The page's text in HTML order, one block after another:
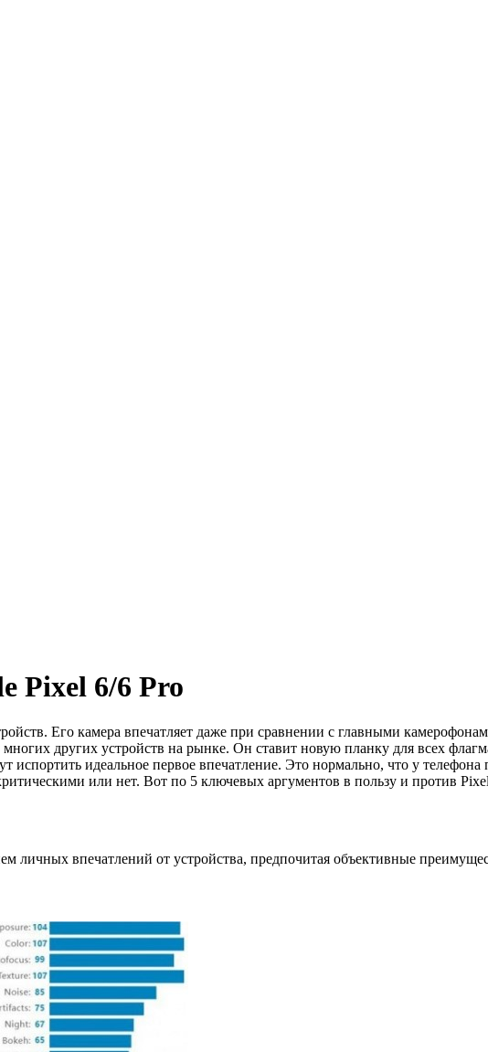
Pixel 6/6 Pro
Его камера впечатляет даже при сравнении с главными
других устройств на рынке. Он ставит новую планку для всех
испортить идеальное первое впечатление. Это нормально, что у
или нет. Вот по 5 ключевых аргументов в пользу и против
личных впечатлений от устройства, предпочитая объективные